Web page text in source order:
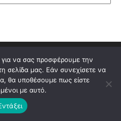
να σας προσφέρουμε την
σελίδα μας. Εάν συνεχίσετε να
θα υποθέσουμε πως είστε
με αυτό.